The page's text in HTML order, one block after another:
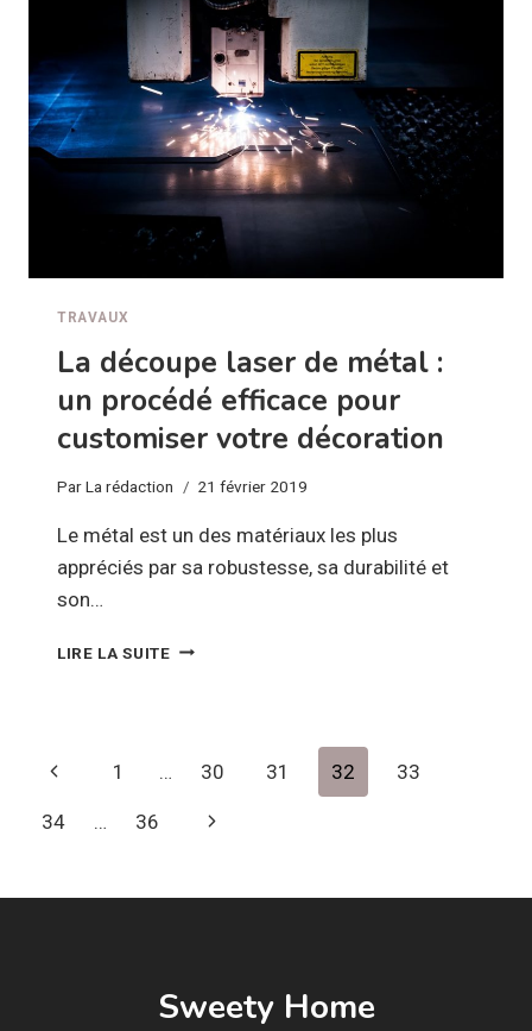
SALLE
À
MANGER
TRAVAUX
La découpe laser de métal :
un procédé efficace pour
customiser votre décoration
ParLa rédaction 21 février 2019
Le métal est un des matériaux les plus
appréciés par sa robustesse, sa durabilité et
son…
LIRE LA SUITELA
PROCÉDÉ
CUSTOMISER
Navigation
de
Page
précédente
1 … 30 31 32 33
34 … 36
Page
Sweety Home